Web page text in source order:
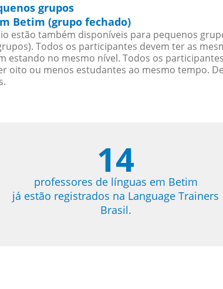
grupos
Betim (grupo fechado)
estão também disponíveis para pequenos
Todos os participantes devem ter as
estando no mesmo nível. Todos os
oito ou menos estudantes ao mesmo tempo.
14
professores de línguas em Betim
já estão registrados na Language Trainers
Brasil.